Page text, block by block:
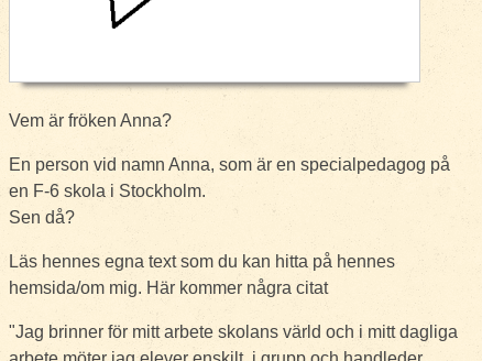
Vem är fröken Anna?
En person vid namn Anna, som är en specialpedagog på
en F-6 skola i Stockholm.
Sen då?
Läs hennes egna text som du kan hitta på hennes
hemsida/om mig. Här kommer några citat
"Jag brinner för mitt arbete skolans värld och i mitt dagliga